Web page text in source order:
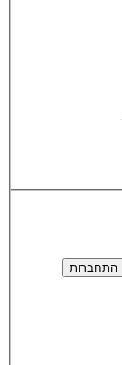
התחברות